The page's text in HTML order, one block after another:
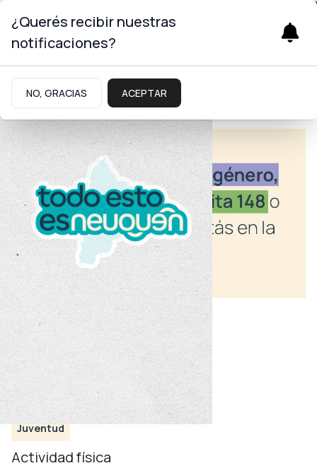
Juventud
Actividad física
¿Querés recibir nuestras
notificaciones?
NO, GRACIAS ACEPTAR